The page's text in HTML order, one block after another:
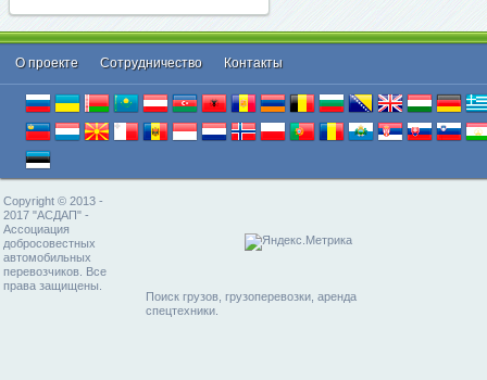
О проекте Cотрудничество Контакты
Copyright © 2013 -
2017 "АСДАП" -
Ассоциация
добросовестных
автомобильных
перевозчиков. Все
права защищены.
Поиск грузов, грузоперевозки, аренда
спецтехники.